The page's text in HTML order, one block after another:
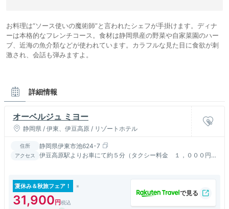
お料理は“ソース使いの魔術師”と言われたシェフが手掛けます。ディナ
ーは本格的なフレンチコース。食材は静岡県産の野菜や自家菜園のハー
ブ、近海の魚介類などが使われています。カラフルな見た目に食欲が刺
激され、会話も弾みますよ。
詳細情報
オーベルジュ ミヨー
静岡県 / 伊東、伊豆高原 / リゾートホテル
住所 静岡県伊東市池624-7
アクセス
伊豆高原駅よりお車にて約５分（タクシー料金 １，０００円
夏休み＆秋旅フェア！
31,900